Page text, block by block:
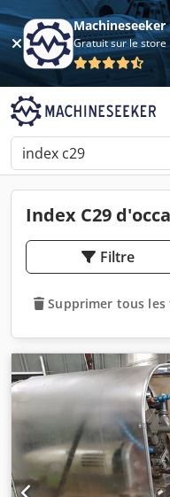
Machineseeker
Gratuit sur le store
Index C29
Filtre
Supprimer tous